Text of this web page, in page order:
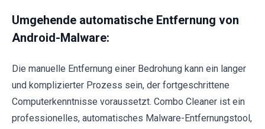
Umgehende automatische Entfernung von
Android-Malware:
Die manuelle Entfernung einer Bedrohung kann ein langer
und komplizierter Prozess sein, der fortgeschrittene
Computerkenntnisse voraussetzt. Combo Cleaner ist ein
professionelles, automatisches Malware-Entfernungstool,